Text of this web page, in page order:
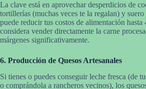
La clave está en aprovechar desperdicios de
tortillerías (muchas veces te la regalan) y suero
puede reducir tus costos de alimentación hasta
considera vender directamente la carne
márgenes significativamente.
6. Producción de Quesos Artesanales
Si tienes o puedes conseguir leche fresca (de
o comprándola a rancheros vecinos), los